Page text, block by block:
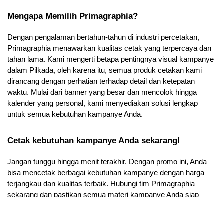
Mengapa Memilih Primagraphia?
Dengan pengalaman bertahun-tahun di industri percetakan,
Primagraphia menawarkan kualitas cetak yang terpercaya dan
tahan lama. Kami mengerti betapa pentingnya visual kampanye
dalam Pilkada, oleh karena itu, semua produk cetakan kami
dirancang dengan perhatian terhadap detail dan ketepatan
waktu. Mulai dari banner yang besar dan mencolok hingga
kalender yang personal, kami menyediakan solusi lengkap
untuk semua kebutuhan kampanye Anda.
Cetak kebutuhan kampanye Anda sekarang!
Jangan tunggu hingga menit terakhir. Dengan promo ini, Anda
bisa mencetak berbagai kebutuhan kampanye dengan harga
terjangkau dan kualitas terbaik. Hubungi tim Primagraphia
sekarang dan pastikan semua materi kampanye Anda siap